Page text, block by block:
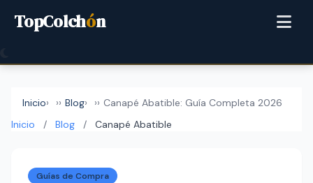
TopColchón
Inicio › Blog ›
Canapé Abatible: Guía Completa 2026
Inicio
/ Blog / Canapé Abatible
Guías de Compra